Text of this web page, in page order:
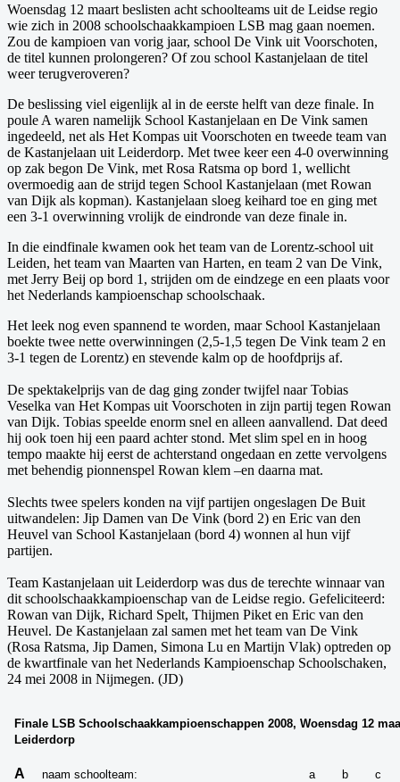
Woensdag 12 maart beslisten acht schoolteams uit de Leidse regio
wie zich in 2008 schoolschaakkampioen LSB mag gaan noemen.
Zou de kampioen van vorig jaar, school De Vink uit Voorschoten,
de titel kunnen prolongeren? Of zou school Kastanjelaan de titel
weer terugveroveren?
De beslissing viel eigenlijk al in de eerste helft van deze finale. In
poule A waren namelijk School Kastanjelaan en De Vink samen
ingedeeld, net als Het Kompas uit Voorschoten en tweede team van
de Kastanjelaan uit Leiderdorp. Met twee keer een 4-0 overwinning
op zak begon De Vink, met Rosa Ratsma op bord 1, wellicht
overmoedig aan de strijd tegen School Kastanjelaan (met Rowan
van Dijk als kopman). Kastanjelaan sloeg keihard toe en ging met
een 3-1 overwinning vrolijk de eindronde van deze finale in.
In die eindfinale kwamen ook het team van de Lorentz-school uit
Leiden, het team van Maarten van Harten, en team 2 van De Vink,
met Jerry Beij op bord 1, strijden om de eindzege en een plaats voor
het Nederlands kampioenschap schoolschaak.
Het leek nog even spannend te worden, maar School Kastanjelaan
boekte twee nette overwinningen (2,5-1,5 tegen De Vink team 2 en
3-1 tegen de Lorentz) en stevende kalm op de hoofdprijs af.
De spektakelprijs van de dag ging zonder twijfel naar Tobias
Veselka van Het Kompas uit Voorschoten in zijn partij tegen Rowan
van Dijk. Tobias speelde enorm snel en alleen aanvallend. Dat deed
hij ook toen hij een paard achter stond. Met slim spel en in hoog
tempo maakte hij eerst de achterstand ongedaan en zette vervolgens
met behendig pionnenspel Rowan klem –en daarna mat.
Slechts twee spelers konden na vijf partijen ongeslagen De Buit
uitwandelen: Jip Damen van De Vink (bord 2) en Eric van den
Heuvel van School Kastanjelaan (bord 4) wonnen al hun vijf
partijen.
Team Kastanjelaan uit Leiderdorp was dus de terechte winnaar van
dit schoolschaakkampioenschap van de Leidse regio. Gefeliciteerd:
Rowan van Dijk, Richard Spelt, Thijmen Piket en Eric van den
Heuvel. De Kastanjelaan zal samen met het team van De Vink
(Rosa Ratsma, Jip Damen, Simona Lu en Martijn Vlak) optreden op
de kwartfinale van het Nederlands Kampioenschap Schoolschaken,
24 mei 2008 in Nijmegen. (JD)
Finale LSB Schoolschaakkampioenschappen 2008, Woensdag 12
Leiderdorp
A naam schoolteam: a b
c